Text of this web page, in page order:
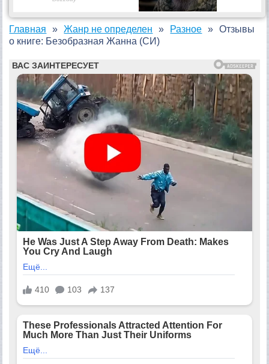
Главная Жанр не определен Разное
Отзывы
о книге: Безобразная Жанна (СИ)